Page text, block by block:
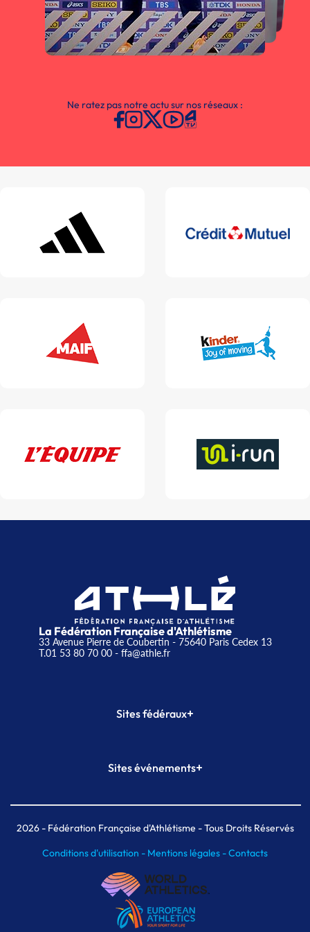
Ne ratez pas notre actu sur nos réseaux :
La Fédération Française d'Athlétisme
33 Avenue Pierre de Coubertin - 75640 Paris Cedex 13
T.01 53 80 70 00- ffa@athle.fr
Sites fédéraux+
Plateforme Formation
Sites événements+
Meeting de Paris indoor
MAIF Ekiden de Paris
2026- Fédération Française d'Athlétisme - Tous Droits Réservés
Conditions d'utilisation - Mentions légales -Contacts